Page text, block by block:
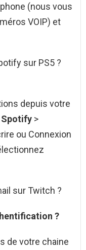
(nous vous
VOIP) et
sur PS5 ?
depuis votre
Spotify >
ou Connexion
sur Twitch ?
?
de votre chaine